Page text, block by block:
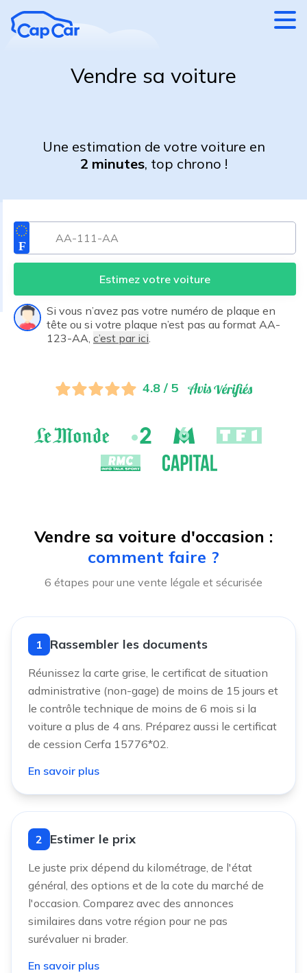
Vendre sa voiture
Une estimation de votre voiture en
2 minutes, top chrono !
Estimez votre voiture
Si vous n’avez pas votre numéro de plaque en
tête ou si votre plaque n’est pas au format AA-
123-AA, c’est par ici
4.8 / 5
Vendre sa voiture d'occasion :
comment faire ?
6 étapes pour une vente légale et sécurisée
1 Rassembler les documents
Réunissez la carte grise, le certificat de situation
administrative (non-gage) de moins de 15 jours et
le contrôle technique de moins de 6 mois si la
voiture a plus de 4 ans. Préparez aussi le certificat
de cession Cerfa 15776*02.
En savoir plus
2 Estimer le prix
Le juste prix dépend du kilométrage, de l'état
général, des options et de la cote du marché de
l'occasion. Comparez avec des annonces
similaires dans votre région pour ne pas
surévaluer ni brader.
En savoir plus